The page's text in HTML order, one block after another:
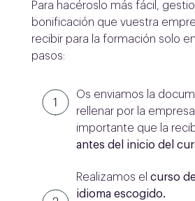
Para hacéroslo más fácil,
bonificación que vuestra
recibir para la formación solo
pasos:
Os enviamos la
rellenar por la
importante que la
antes del inicio del
Realizamos el curso
idioma escogido.